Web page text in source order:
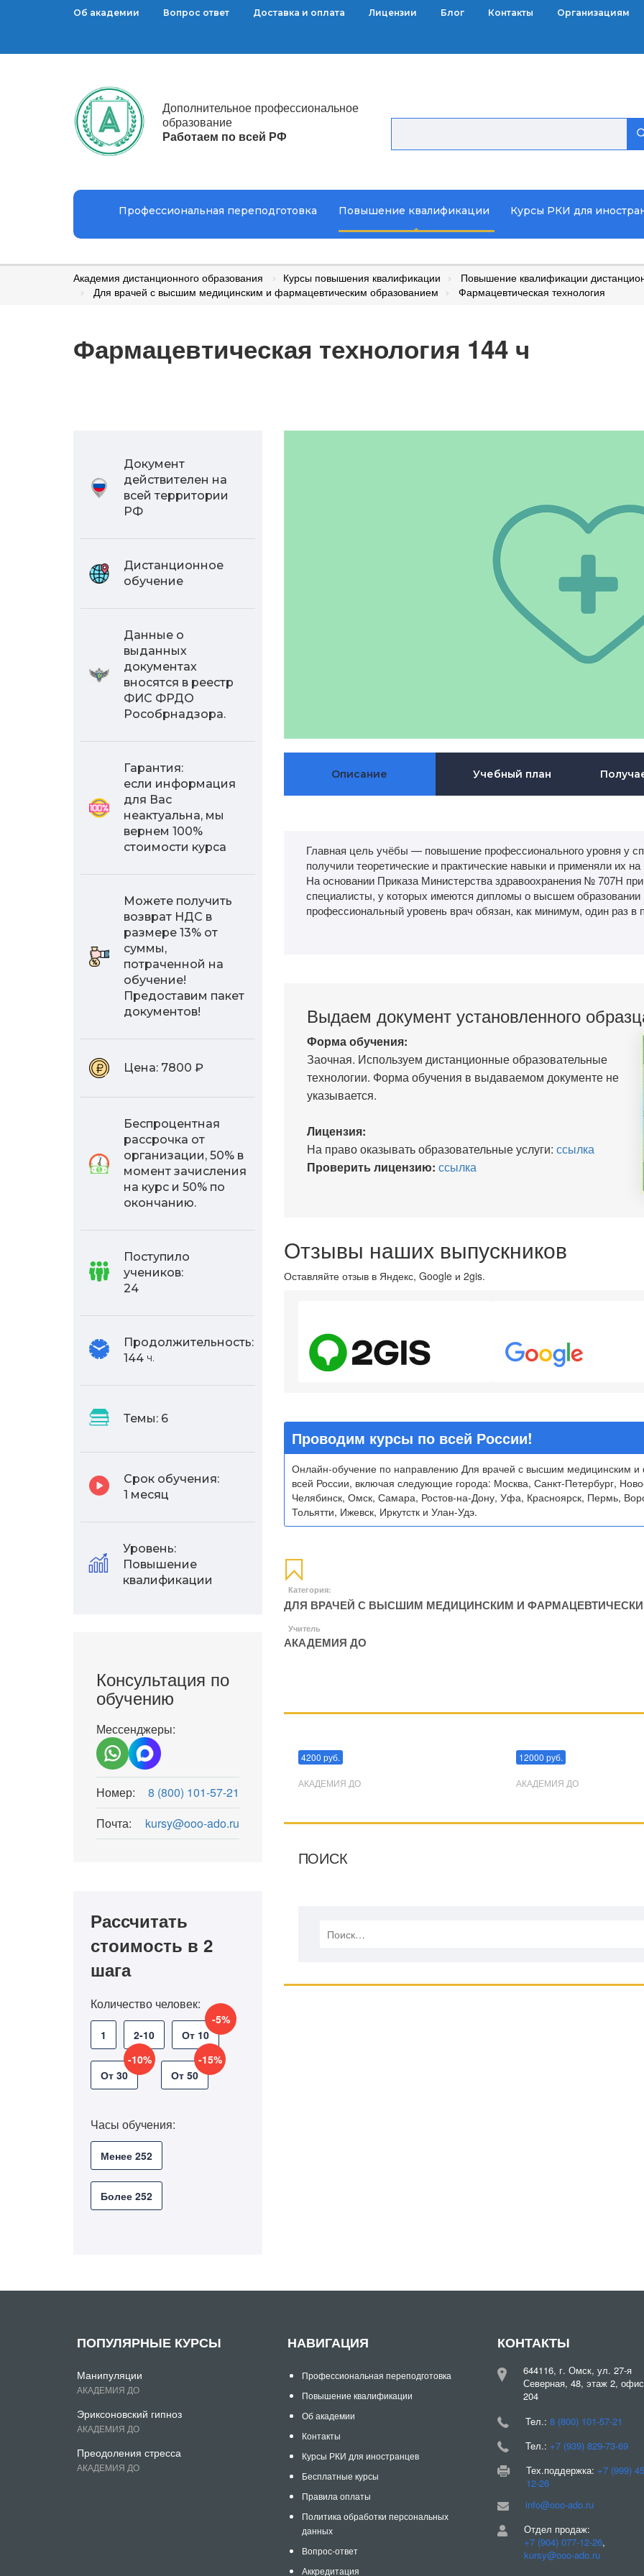
Организациям
Контакты
Блог
Лицензии
Доставка и оплата
Вопрос ответ
Об академии
Дополнительное профессиональное
образование
Работаем по всей РФ
Профессиональная переподготовка Повышение квалификации Курсы РКИ для
Академия дистанционного образования Курсы повышения квалификации
Повышение квалификации
Для врачей с высшим медицинским и фармацевтическим образованием
Фармацевтическая технология
Фармацевтическая технология 144 ч
Документ
действителен на
всей территории
РФ
Дистанционное
обучение
Данные о
выданных
документах
вносятся в реестр
ФИС ФРДО
Рособрнадзора.
Гарантия:
если информация
для Вас
неактуальна, мы
вернем 100%
стоимости курса
Можете получить
возврат НДС в
размере 13% от
суммы,
потраченной на
обучение!
Предоставим пакет
документов!
Цена: 7800 ₽
Беспроцентная
рассрочка от
организации, 50% в
момент зачисления
на курс и 50% по
окончанию.
Поступило
учеников:
24
Продолжительность:
144 ч.
Темы: 6
Срок обучения:
1 месяц
Уровень:
Повышение
квалификации
Консультация по
обучению
Мессенджеры:
Номер:
8 (800) 101-57-21
Почта:
kursy@ooo-ado.ru
Рассчитать
стоимость в 2
шага
Количество человек:
1 2-10 От 10
-5%
От 30
-10%
От 50
-15%
Часы обучения:
Менее 252
Более 252
Описание Учебный план
Главная цель учёбы — повышение профессионального уровня у
получили теоретические и практические навыки и применяли их на
На основании Приказа Министерства здравоохранения № 707Н
специалисты, у которых имеются дипломы о высшем
профессиональный уровень врач обязан, как минимум, один раз в
Выдаем документ установленного
Форма обучения:
Заочная. Используем дистанционные образовательные
технологии. Форма обучения в выдаваемом документе не
указывается.
Лицензия:
На право оказывать образовательные услуги: ссылка
Проверить лицензию: ссылка
Отзывы наших выпускников
Оставляйте отзыв в Яндекс, Google и 2gis.
Проводим курсы по всей России!
Онлайн-обучение по направлению Для врачей с высшим медицинским и
всей России, включая следующие города: Москва, Санкт-Петербург,
Челябинск, Омск, Самара, Ростов-на-Дону, Уфа, Красноярск, Пермь,
Тольятти, Ижевск, Иркутстк и Улан-Удэ.
Категория:
ДЛЯ ВРАЧЕЙ С ВЫСШИМ МЕДИЦИНСКИМ И
Учитель
АКАДЕМИЯ ДО
4200 руб.
АКАДЕМИЯ ДО
12000 руб.
АКАДЕМИЯ ДО
ПОИСК
ПОПУЛЯРНЫЕ КУРСЫ
Манипуляции
АКАДЕМИЯ ДО
Эриксоновский гипноз
АКАДЕМИЯ ДО
Преодоления стресса
АКАДЕМИЯ ДО
НАВИГАЦИЯ
Профессиональная переподготовка
Повышение квалификации
Об академии
Контакты
Курсы РКИ для иностранцев
Бесплатные курсы
Правила оплаты
Политика обработки персональных
данных
Вопрос-ответ
Аккредитация
КОНТАКТЫ
644116, г. Омск, ул. 27-я
Северная, 48, этаж 2, офис
204
Teл.: 8 (800) 101-57-21
Teл.: +7 (939) 829-73-69
Тех.поддержка: +7 (999)
12-26
info@ooo-ado.ru
Отдел продаж:
+7 (904) 077-12-26,
kursy@ooo-ado.ru